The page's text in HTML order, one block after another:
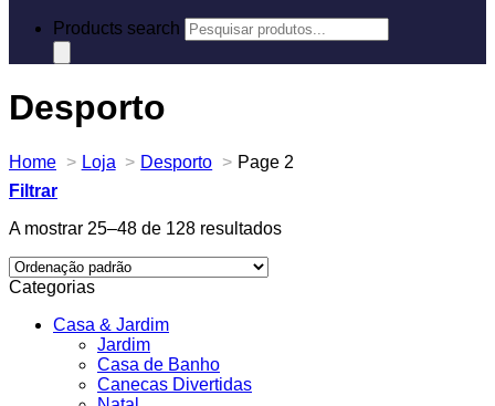
Products search
Desporto
Home Loja Desporto
Page 2
Filtrar
A mostrar 25–48 de 128 resultados
Categorias
Casa & Jardim
Jardim
Casa de Banho
Canecas Divertidas